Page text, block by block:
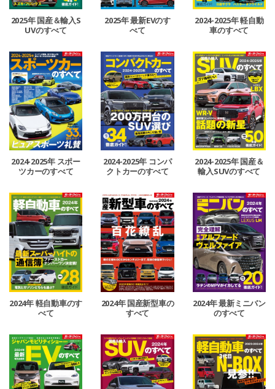
2025年 国産＆輸入S
UVのすべて
2025年 最新EVのす
べて
2024-2025年 軽自動
車のすべて
2024-2025年 スポー
ツカーのすべて
2024-2025年 コンパ
クトカーのすべて
2024-2025年 国産＆
輸入SUVのすべて
2024年 軽自動車のす
べて
2024年 国産新型車の
すべて
2024年 最新ミニバン
のすべて